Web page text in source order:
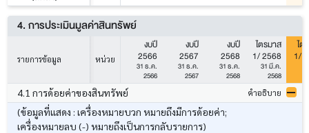
4. การประเมินมูลค่าสินทรัพย์
รายการข้อมูล หน่วย
งบปี
2566
31 ธ.ค.
2566
งบปี
2567
31 ธ.ค.
2567
งบปี
2568
31 ธ.ค.
2568
ไตรมาส
1/ 2568
31 มี.ค.
2568
ไต
1/
4.1 การด้อยค่าของสินทรัพย์ คำอธิบาย
(ข้อมูลที่แสดง : เครื่องหมายบวก หมายถึงมีการด้อยค่า;
เครื่องหมายลบ (-) หมายถึงเป็นการกลับรายการ)